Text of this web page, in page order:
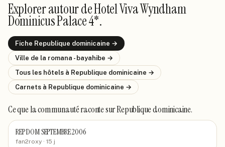
Explorer autour deHotel Viva Wyndham
Dominicus Palace 4*.
Fiche Republique dominicaine →
Ville de la romana - bayahibe →
Tous les hôtels à Republique dominicaine →
Carnets à Republique dominicaine →
Ce que la communauté racontesur Republique dominicaine.
REP DOM SEPTEMBRE 2006
fan2roxy · 15 j